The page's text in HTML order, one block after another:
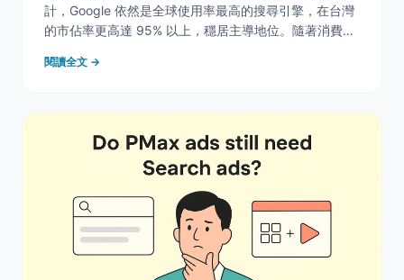
計，Google 依然是全球使用率最高的搜尋引擎，在台灣
的市佔率更高達 95% 以上，穩居主導地位。隨著消費者
已成為品牌曝光與行銷決策的關鍵戰場。為了在這個龐大
閱讀全文 →